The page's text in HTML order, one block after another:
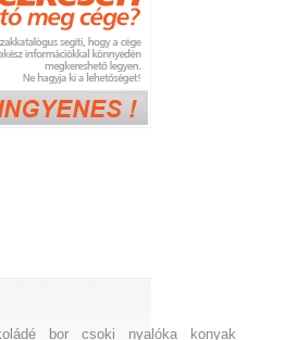
bor csoki nyalóka
konyak